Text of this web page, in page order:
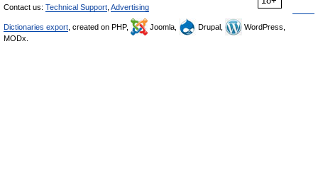
Contact us: Technical Support Advertising
Dictionaries export , created on PHP, Joomla, Drupal,
WordPress,
MODx.